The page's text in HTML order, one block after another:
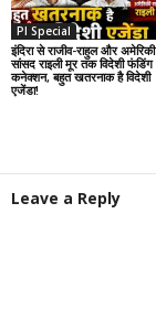
PI Special
इंदिरा से राजीव-राहुल और अमेरिकी
सांसद राइली मूर तक विदेशी फंडिंग
कनेक्शन, बहुत खतरनाक है विदेशी
एजेंडा!
Leave a Reply